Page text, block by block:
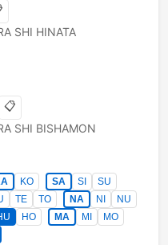
SHI HINATA
📋
SHI BISHAMON
KO SA SI
SU
TE TO NA NI
NU
HO MA MI
MO